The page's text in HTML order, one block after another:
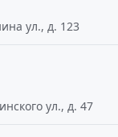
ул., д. 123
ул., д. 47